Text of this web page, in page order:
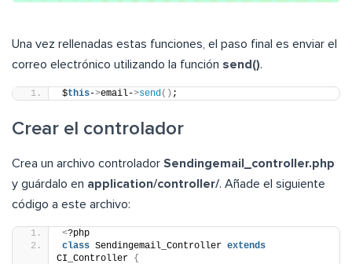
Una vez rellenadas estas funciones, el paso final es enviar el
correo electrónico utilizando la función send().
$this->email->send() ;
Crear el controlador
Crea un archivo controlador Sendingemail_controller.php
y guárdalo en application/controller/. Añade el siguiente
código a este archivo:
<?php
class Sendingemail_Controller extends
CI_Controller {